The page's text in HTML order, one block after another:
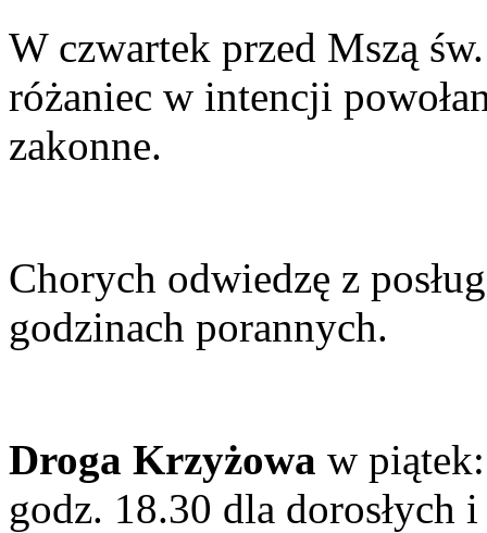
W czwartek przed Mszą
różaniec w intencji
zakonne.
Chorych odwiedzę z
godzinach porannych.
Droga Krzyżowa w
godz. 18.30 dla dorosłych